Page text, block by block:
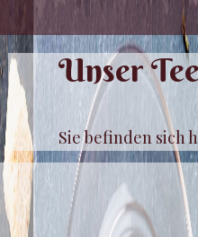
Unser
Sie befinden sich